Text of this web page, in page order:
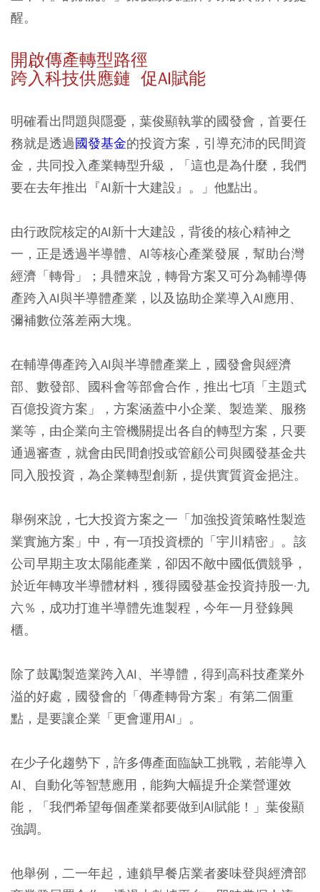
醒。
開啟傳產轉型路徑
跨入科技供應鏈 促AI賦能
明確看出問題與隱憂，葉俊顯執掌的國發會，首要任
務就是透過國發基金的投資方案，引導充沛的民間資
金，共同投入產業轉型升級，「這也是為什麼，我們
要在去年推出『AI新十大建設』。」他點出。
由行政院核定的AI新十大建設，背後的核心精神之
一，正是透過半導體、AI等核心產業發展，幫助台灣
經濟「轉骨」；具體來說，轉骨方案又可分為輔導傳
產跨入AI與半導體產業，以及協助企業導入AI應用、
彌補數位落差兩大塊。
在輔導傳產跨入AI與半導體產業上，國發會與經濟
部、數發部、國科會等部會合作，推出七項「主題式
百億投資方案」，方案涵蓋中小企業、製造業、服務
業等，由企業向主管機關提出各自的轉型方案，只要
通過審查，就會由民間創投或管顧公司與國發基金共
同入股投資，為企業轉型創新，提供實質資金挹注。
舉例來說，七大投資方案之一「加強投資策略性製造
業實施方案」中，有一項投資標的「宇川精密」。該
公司早期主攻太陽能產業，卻因不敵中國低價競爭，
於近年轉攻半導體材料，獲得國發基金投資持股一·九
六％，成功打進半導體先進製程，今年一月登錄興
櫃。
除了鼓勵製造業跨入AI、半導體，得到高科技產業外
溢的好處，國發會的「傳產轉骨方案」有第二個重
點，是要讓企業「更會運用AI」。
在少子化趨勢下，許多傳產面臨缺工挑戰，若能導入
AI、自動化等智慧應用，能夠大幅提升企業營運效
能，「我們希望每個產業都要做到AI賦能！」葉俊顯
強調。
他舉例，二一年起，連鎖早餐店業者麥味登與經濟部